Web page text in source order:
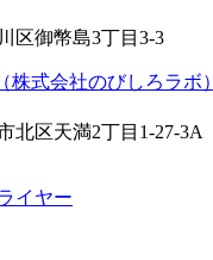
区御幣島3丁目3-3
株式会社のびしろラボ）
北区天満2丁目1-27-3A
イヤー